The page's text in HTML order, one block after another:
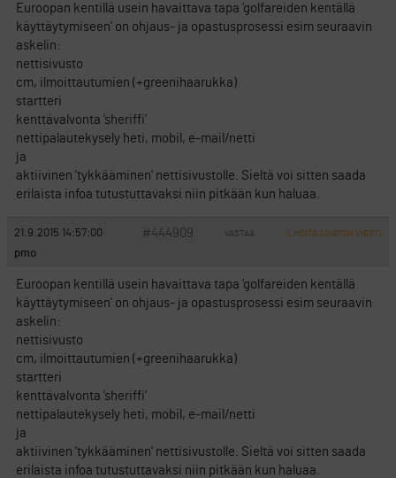
Euroopan kentillä usein havaittava tapa ’golfareiden kentällä
käyttäytymiseen’ on ohjaus- ja opastusprosessi esim seuraavin
askelin:
nettisivusto
cm, ilmoittautumien (+greenihaarukka)
startteri
kenttävalvonta ’sheriffi’
nettipalautekysely heti, mobil, e-mail/netti
ja
aktiivinen ’tykkääminen’ nettisivustolle. Sieltä voi sitten saada
erilaista infoa tutustuttavaksi niin pitkään kun haluaa.
21.9.2015 14:57:00 #444909 VASTAA ILMOITA ASIATON VIESTI
pmo
Euroopan kentillä usein havaittava tapa ’golfareiden kentällä
käyttäytymiseen’ on ohjaus- ja opastusprosessi esim seuraavin
askelin:
nettisivusto
cm, ilmoittautumien (+greenihaarukka)
startteri
kenttävalvonta ’sheriffi’
nettipalautekysely heti, mobil, e-mail/netti
ja
aktiivinen ’tykkääminen’ nettisivustolle. Sieltä voi sitten saada
erilaista infoa tutustuttavaksi niin pitkään kun haluaa.